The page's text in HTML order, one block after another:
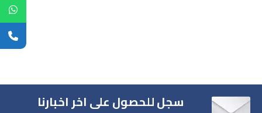
سجل للحصول على اخر اخبارنا